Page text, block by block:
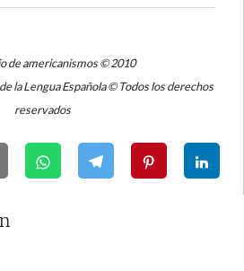
de americanismos © 2010
la Lengua Española © Todos los derechos
reservados